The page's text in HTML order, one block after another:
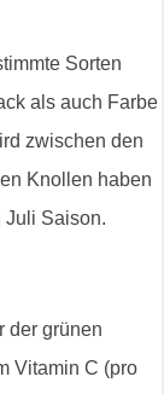
Sorten
als auch Farbe
zwischen den
Knollen haben
Juli Saison.
der grünen
Vitamin C (pro